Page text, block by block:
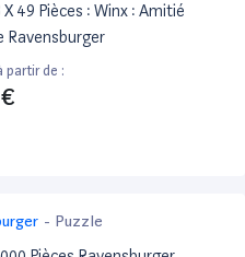
X 49 Pièces : Winx : Amitié
Ravensburger
partir de :
- Puzzle